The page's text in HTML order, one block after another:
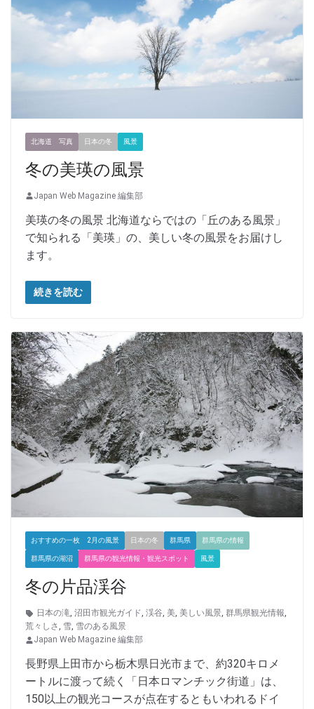
北海道 写真 日本の冬 風景
冬の美瑛の風景
Japan Web Magazine 編集部
美瑛の冬の風景 北海道ならではの「丘のある風景」
で知られる「美瑛」の、美しい冬の風景をお届けし
ます。
続きを読む
おすすめの一枚 2月の風景 日本の冬 群馬県 群馬県の情報
群馬県の湖沼 群馬県の観光情報・観光スポット 風景
冬の片品渓谷
日本の滝, 沼田市観光ガイド, 渓谷, 美, 美しい風景, 群馬県観光情報,
荒々しさ, 雪, 雪のある風景
Japan Web Magazine 編集部
長野県上田市から栃木県日光市まで、約320キロメ
ートルに渡って続く「日本ロマンチック街道」は、
150以上の観光コースが点在するともいわれるドイ